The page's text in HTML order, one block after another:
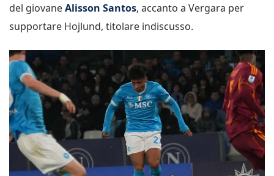
del giovaneAlisson Santos, accanto a Vergara per
supportare Hojlund, titolare indiscusso.